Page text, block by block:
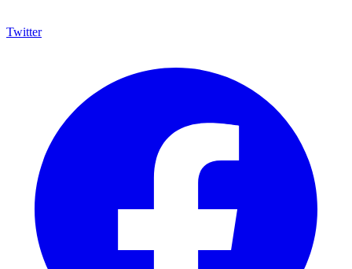
Twitter